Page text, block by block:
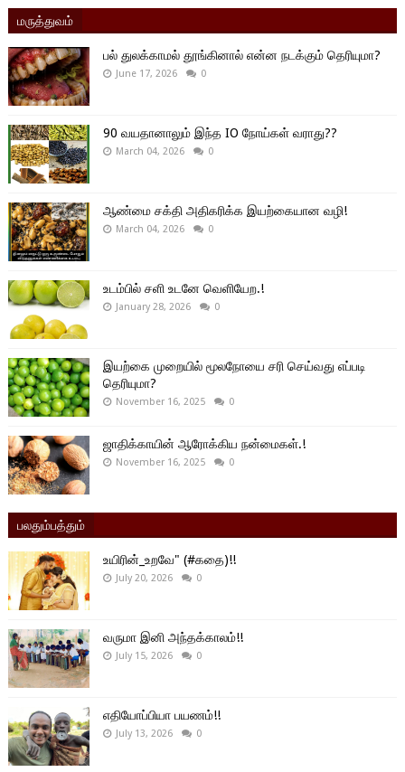
மருத்துவம்
பல் துலக்காமல் தூங்கினால் என்ன நடக்கும் தெரியுமா?
June 17, 2026 0
90 வயதானாலும் இந்த IO நோய்கள் வராது??
March 04, 2026 0
ஆண்மை சக்தி அதிகரிக்க இயற்கையான வழி!
March 04, 2026 0
உடம்பில் சளி உடனே வெளியேற.!
January 28, 2026 0
இயற்கை முறையில் மூலநோயை சரி செய்வது எப்படி
தெரியுமா?
November 16, 2025 0
ஜாதிக்காயின் ஆரோக்கிய நன்மைகள்.!
November 16, 2025 0
பலதும்பத்தும்
உயிரின்_உறவே" (#கதை)!!
July 20, 2026 0
வருமா இனி அந்தக்காலம்!!
July 15, 2026 0
எதியோப்பியா பயணம்!!
July 13, 2026 0